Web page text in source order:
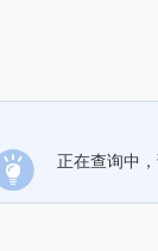
正在查询中